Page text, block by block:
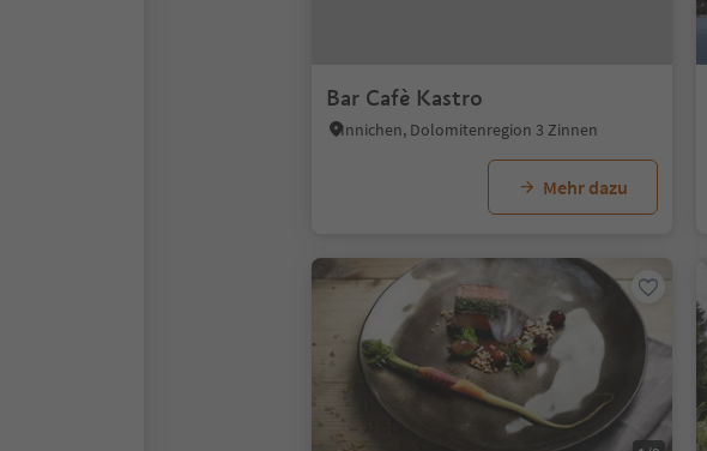
Bar Cafè Kastro
Innichen, Dolomitenregion 3 Zinnen
Mehr dazu